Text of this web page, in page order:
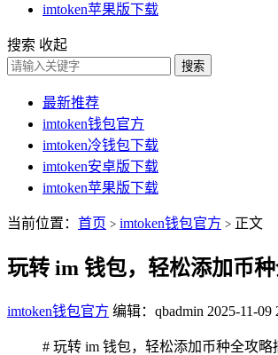
imtoken苹果版下载
搜索 收起
搜索
最新推荐
imtoken钱包官方
imtoken冷钱包下载
imtoken安卓版下载
imtoken苹果版下载
当前位置： 首页 > imtoken钱包官方 > 正文
玩转 im 钱包，轻松添加币
imtoken钱包官方 编辑：qbadmin 2025-11-09
# 玩转 im 钱包，轻松添加币种全攻